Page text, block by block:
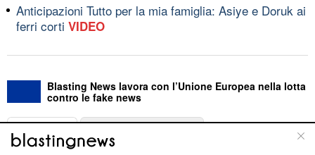
Anticipazioni Tutto per la mia famiglia: Asiye e Doruk ai
ferri corti VIDEO
Blasting News lavora con l’Unione Europea nella lotta
contro le fake news
ABOUT